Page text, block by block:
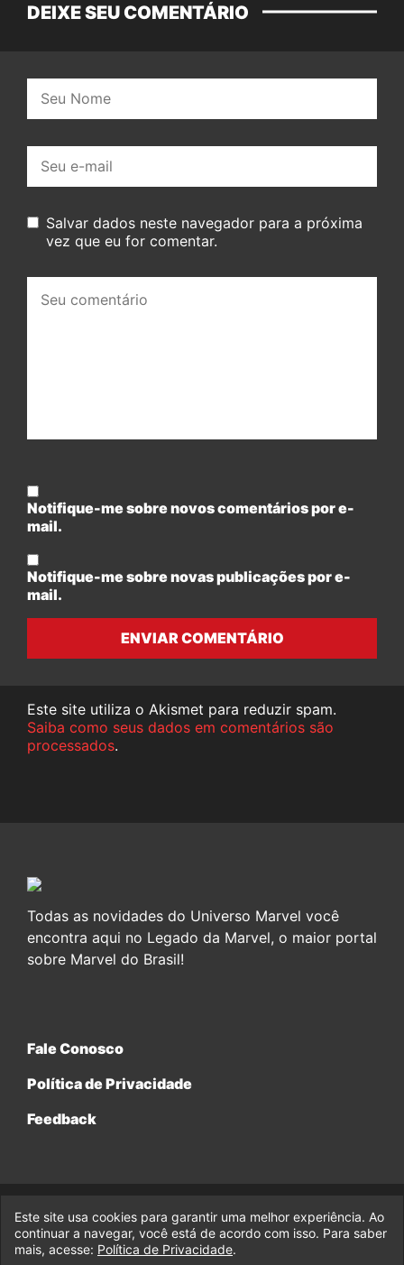
DEIXE SEU COMENTÁRIO
mail:
Salvar dados neste navegador para a próxima
vez que eu for comentar.
comentário:
Notifique-me sobre novos comentários por e-
mail.
Notifique-me sobre novas publicações por e-
mail.
ENVIAR COMENTÁRIO
Este site utiliza o Akismet para reduzir spam.
Saiba como seus dados em comentários são
processados.
Todas as novidades do Universo Marvel você
encontra aqui no Legado da Marvel, o maior portal
sobre Marvel do Brasil!
Fale Conosco
Política de Privacidade
Feedback
© 2017-2026 Legado da Marvel, uma empresa da Legado
Enterprises.
Este site usa cookies para garantir uma melhor experiência. Ao
continuar a navegar, você está de acordo com isso. Para saber
mais, acesse: Política de Privacidade.